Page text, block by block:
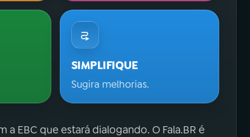
SIMPLIFIQUE
Sugira melhorias.
a EBC que estará dialogando. O Fala.BR é